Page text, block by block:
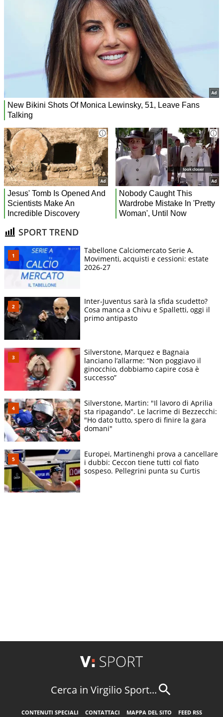
SPORT TREND
Tabellone Calciomercato Serie A.
Movimenti, acquisti e cessioni: estate
2026-27
Inter-Juventus sarà la sfida scudetto?
Cosa manca a Chivu e Spalletti, oggi il
primo antipasto
Silverstone, Marquez e Bagnaia
lanciano l’allarme: “Non poggiavo il
ginocchio, dobbiamo capire cosa è
successo”
Silverstone, Martin: "Il lavoro di Aprilia
sta ripagando". Le lacrime di Bezzecchi:
"Ho dato tutto, spero di finire la gara
domani"
Europei, Martinenghi prova a cancellare
i dubbi: Ceccon tiene tutti col fiato
sospeso. Pellegrini punta su Curtis
Cerca in Virgilio Sport...
CONTENUTI SPECIALI CONTATTACI MAPPA DEL SITO FEED RSS